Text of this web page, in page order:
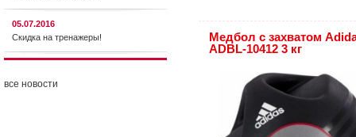
05.07.2016
Скидка на тренажеры!
все новости
Медбол с захватом
ADBL-10412 3 кг